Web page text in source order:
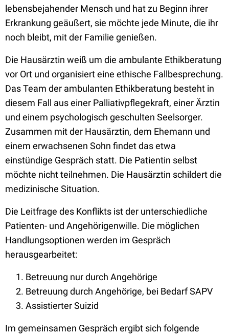
lebensbejahender Mensch und hat zu Beginn ihrer
Erkrankung geäußert, sie möchte jede Minute, die ihr
noch bleibt, mit der Familie genießen.
Die Hausärztin weiß um die ambulante Ethikberatung
vor Ort und organisiert eine ethische Fallbesprechung.
Das Team der ambulanten Ethikberatung besteht in
diesem Fall aus einer Palliativpflegekraft, einer Ärztin
und einem psychologisch geschulten Seelsorger.
Zusammen mit der Hausärztin, dem Ehemann und
einem erwachsenen Sohn findet das etwa
einstündige Gespräch statt. Die Patientin selbst
möchte nicht teilnehmen. Die Hausärztin schildert die
medizinische Situation.
Die Leitfrage des Konflikts ist der unterschiedliche
Patienten- und Angehörigenwille. Die möglichen
Handlungsoptionen werden im Gespräch
herausgearbeitet:
Betreuung nur durch Angehörige
Betreuung durch Angehörige, bei Bedarf SAPV
Assistierter Suizid
Im gemeinsamen Gespräch ergibt sich folgende